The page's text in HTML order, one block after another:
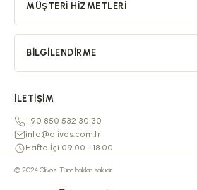
MÜŞTERI HIZMETLERI
BILGILENDIRME
İLETIŞIM
+90 850 532 30 30
info@olivos.com.tr
Hafta İçi 09.00 - 18.00
© 2024 Olivos. Tüm hakları saklıdır.